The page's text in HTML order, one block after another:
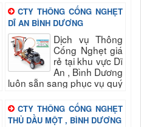
đảm bảo uy tín, chất lượng
hài long quý...
CTY THÔNG CỐNG NGHẸT
DĨ AN BÌNH DƯƠNG
Dịch vụ Thông
Cống Nghẹt giá
rẻ tại khu vực Dĩ
An , Bình Dương
luôn sẵn sang phục vụ quý
uy tín, chất lượng hài long
quý khách...
CTY THÔNG CỐNG NGHẸT
THỦ DẦU MỘT , BÌNH DƯƠNG